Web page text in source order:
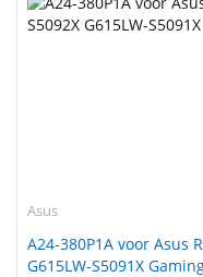
Asus
A24-380P1A voor Asus
G615LW-S5091X